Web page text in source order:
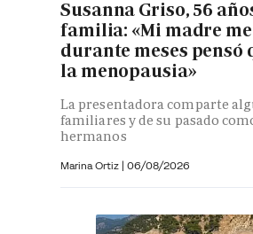
Susanna Griso, 56
familia: «Mi madre
durante meses pensó
la menopausia»
La presentadora comparte
familiares y de su pasado
hermanos
Marina Ortiz | 06/08/2026